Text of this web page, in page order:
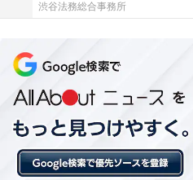
渋谷法務総合事務所